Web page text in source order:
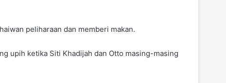
peliharaan dan memberi makan.
upih ketika Siti Khadijah dan Otto masing-masing